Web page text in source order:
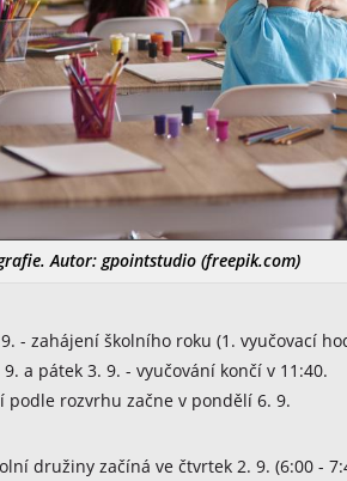
Autor: gpointstudio (freepik.com)
- zahájení školního roku (1. vyučovací
a pátek 3. 9. - vyučování končí v 11:40.
podle rozvrhu začne v pondělí 6. 9.
družiny začíná ve čtvrtek 2. 9. (6:00 -